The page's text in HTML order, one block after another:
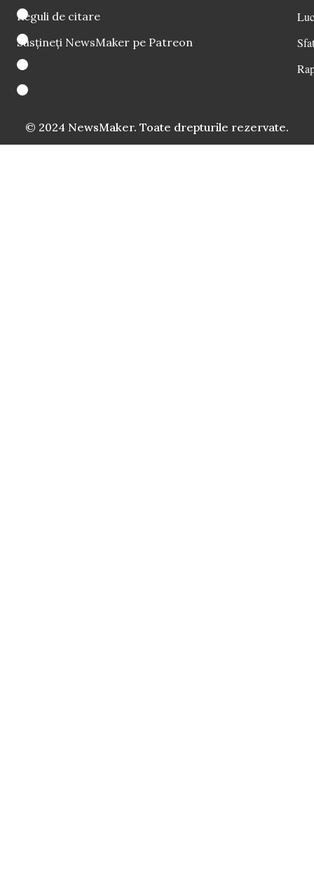
Reguli de citare
Susțineți NewsMaker pe Patreon
© 2024 NewsMaker. Toate drepturile rezervate.